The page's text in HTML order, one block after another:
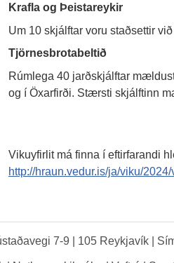
Krafla og Þeistareykir
Um 10 skjálftar voru staðsettir
Tjörnesbrotabeltið
Rúmlega 40 jarðskjálftar
og í Öxarfirði. Stærsti skjálftinn
Vikuyfirlit má finna í eftirfarandi
http://hraun.vedur.is/ja/viku/
7-9 | 105 Reykjavík |